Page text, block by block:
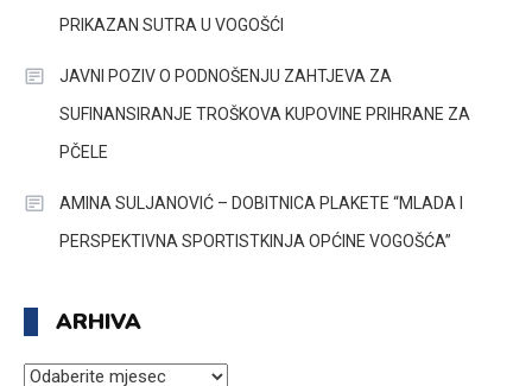
PRIKAZAN SUTRA U VOGOŠĆI
JAVNI POZIV O PODNOŠENJU ZAHTJEVA ZA
SUFINANSIRANJE TROŠKOVA KUPOVINE PRIHRANE ZA
PČELE
AMINA SULJANOVIĆ – DOBITNICA PLAKETE “MLADA I
PERSPEKTIVNA SPORTISTKINJA OPĆINE VOGOŠĆA”
ARHIVA
ARHIVA